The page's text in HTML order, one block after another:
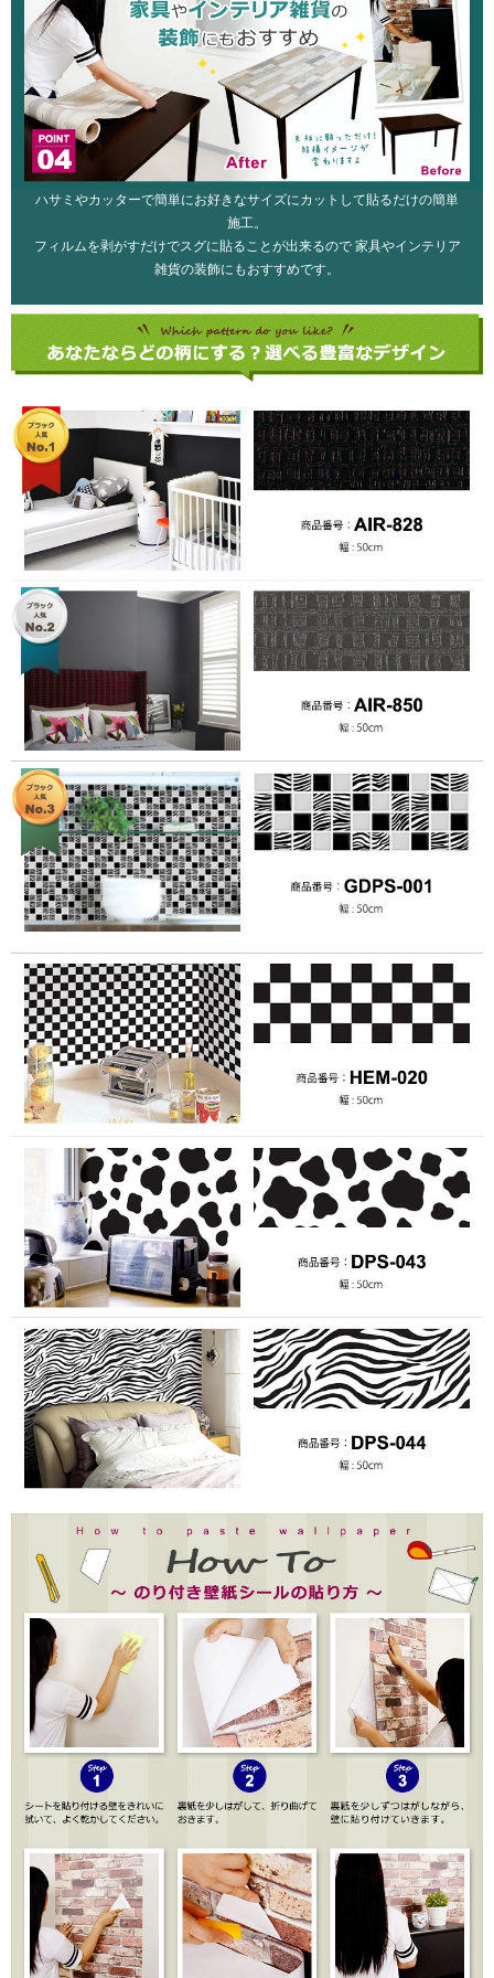
ハサミやカッターで簡単にお好きなサイズにカットして貼るだけの簡単
施工。
フィルムを剥がすだけでスグに貼ることが出来るので 家具やインテリア
雑貨の装飾にもおすすめです。